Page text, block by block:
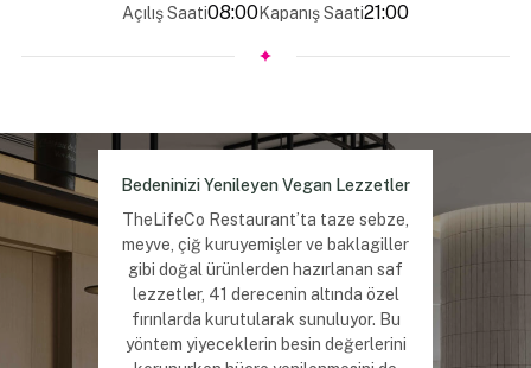
Açılış Saati08:00Kapanış Saati21:00
Bedeninizi Yenileyen Vegan Lezzetler
TheLifeCo Restaurant’ta taze sebze,
meyve, çiğ kuruyemişler ve baklagiller
gibi doğal ürünlerden hazırlanan saf
lezzetler, 41 derecenin altında özel
fırınlarda kurutularak sunuluyor. Bu
yöntem yiyeceklerin besin değerlerini